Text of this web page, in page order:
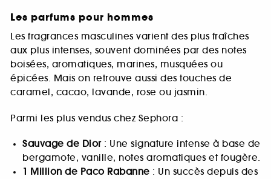
Les parfums pour hommes
Les fragrances masculines varient des plus fraîches
aux plus intenses, souvent dominées par des notes
boisées, aromatiques, marines, musquées ou
épicées. Mais on retrouve aussi des touches de
caramel, cacao, lavande, rose ou jasmin.
Parmi les plus vendus chez Sephora :
Sauvage de Dior: Une signature intense à base de
bergamote, vanille, notes aromatiques et fougère.
1 Million de Paco Rabanne : Un succès depuis des